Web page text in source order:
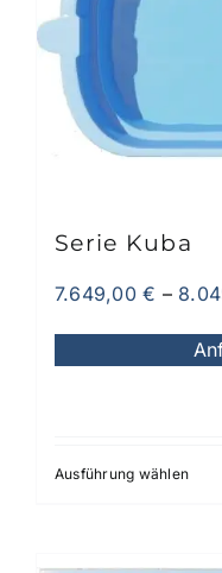
Serie Kuba
7.649,00€ –
Ausführung wählen